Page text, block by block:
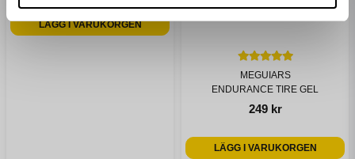
LÄGG I VARUKORGEN
MEGUIARS
ENDURANCE TIRE GEL
249 kr
LÄGG I VARUKORGEN